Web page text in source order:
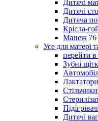
Дитячі
Дитячі
Дитяча
Крісла-
Манеж 76
Усе для матері
перейти
Зубні
Лактатори
Підігрівачі
Дитячі